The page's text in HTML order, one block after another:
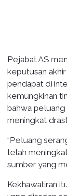
Pejabat AS
keputusan
pendapat di
kemungkinan
bahwa peluang
meningkat
“Peluang
telah
sumber yang
Kekhawatiran